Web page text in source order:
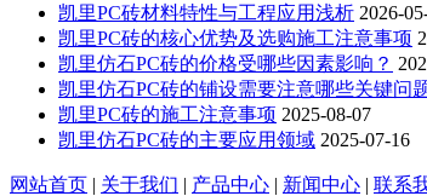
凯里PC砖材料特性与工程应用浅析 2026-
凯里PC砖的核心优势及选购施工注意事项
凯里仿石PC砖的价格受哪些因素影响？
凯里仿石PC砖的铺设需要注意哪些关键问
凯里PC砖的施工注意事项 2025-08-07
凯里仿石PC砖的主要应用领域 2025-07-16
网站首页 | 关于我们 | 产品中心 | 新闻中心 | 联系